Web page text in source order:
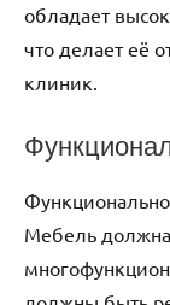
обладает
что делает её
клиник.
Мебель